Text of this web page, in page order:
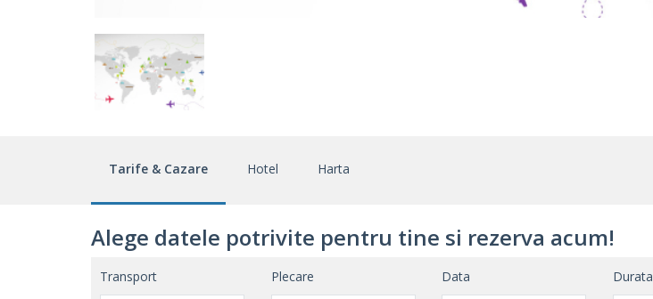
Tarife & Cazare Hotel Harta
Alege datele potrivite pentru tine si rezerva acum!
Transport Plecare Data Durata